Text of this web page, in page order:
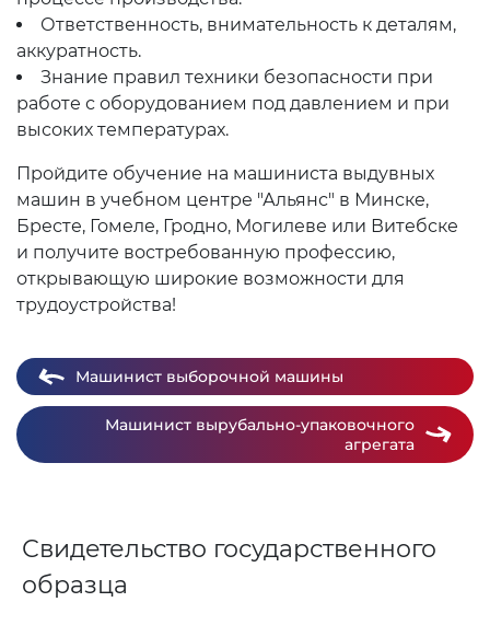
Ответственность, внимательность к деталям,
аккуратность.
Знание правил техники безопасности при
работе с оборудованием под давлением и при
высоких температурах.
Пройдите обучение на машиниста выдувных
машин в учебном центре "Альянс" в Минске,
Бресте, Гомеле, Гродно, Могилеве или Витебске
и получите востребованную профессию,
открывающую широкие возможности для
трудоустройства!
Машинист выборочной машины
Машинист вырубально-упаковочного
агрегата
Свидетельство государственного
образца